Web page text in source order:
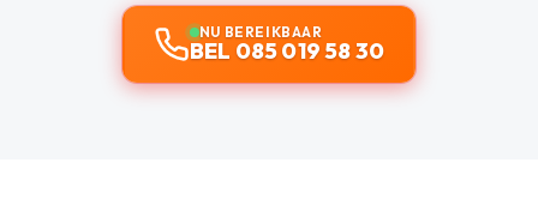
NU BEREIKBAAR
BEL 085 019 58 30